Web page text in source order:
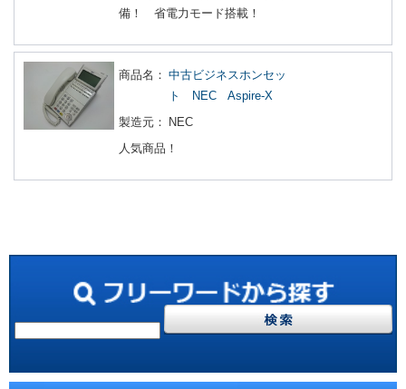
備！ 省電力モード搭載！
商品名： 中古ビジネスホンセッ
ト NEC Aspire-X
製造元：
NEC
人気商品！